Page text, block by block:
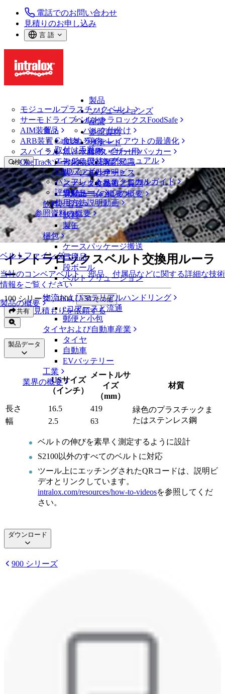
電話でのお問い合わせ
見積りのお申し込み
言 語
製品
モジュールプラスチックベルト
サーモドライブベルト
AIM装置
ARB装置
スパイラル
OneTrackツールおよび部品
ベルトファインダー
当社のコンベアベルト、部品、付属品などに関する詳細な技術
情報をご覧ください
製品の概要
ソリューションズ
イントラロックスFoodSafe
バルク仕分け
ラインレイアウトの最適化
パレタイザー用パッカー
専門知識
サービス
技術
ソリューションの概要
産業
食品
食肉、鶏肉
魚と水産物
青果物
製パン
スナック食品
乳製品
飲料と容器
飲料
製缶
梱包
ケースパッケージ搬送
日用品
段ボール
ベルトソリューション
物流およびマテリアルハンドリング
eコマースと流通
郵便と小包
タイヤおよび自動車産業
タイヤ
自動車
EVバッテリー
工業
業界の概要
参照資料
CalcLab
取付け手順
エンジニアリングマニュアル
CADファイル
パンフレット・テクニカルガイド
評価フォーム
使用方法説明動画
参照資料の概要
サポート
お問い合わせ
保証
方針声明
よくあるご質問
サポートの概要
検 索
メニューを開く
ベルトファインダー
ベルトファインダー
モジュールプラスチックベルト
900 シリーズ
イントラロックスベルト交換用ルーラー
イントラロックスベルト交換用ルーラ
ー
100 シリーズ , 1000, +34 その他
共有
見積もりを依頼する
製品データ
USサイズ
（インチ）
メートルサ
イズ
（mm）
材質
長さ 16.5 419
緑色のプラスチックま
たはステンレス鋼
幅 2.5 63
ベルトの伸びを素早く測定するように設計
S2100以外のすべてのベルトに対応
ツール上にエッチングされたQRコードは、説明ビ
デオとリンクしています。
intralox.com/resources/how-to-videosを参照してくだ
さい。
ダウンロード
900 シリーズ